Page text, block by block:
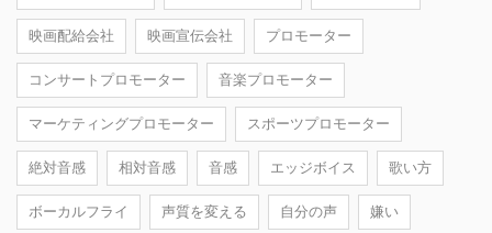
映画配給会社 映画宣伝会社 プロモーター
コンサートプロモーター 音楽プロモーター
マーケティングプロモーター スポーツプロモーター
絶対音感 相対音感 音感 エッジボイス 歌い方
ボーカルフライ 声質を変える 自分の声 嫌い